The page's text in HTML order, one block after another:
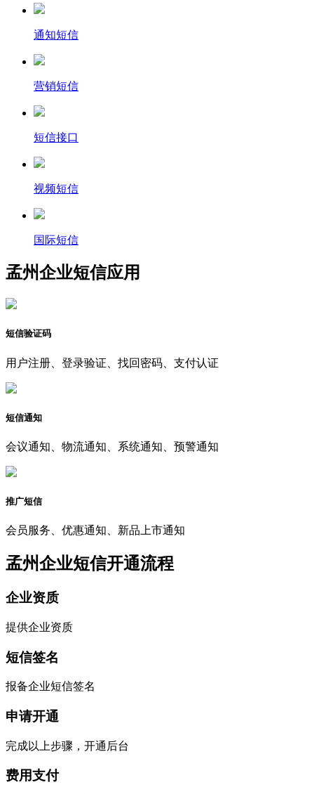
通知短信
营销短信
短信接口
视频短信
国际短信
孟州企业短信应用
短信验证码
用户注册、登录验证、找回密码、支付认证
短信通知
会议通知、物流通知、系统通知、预警通知
推广短信
会员服务、优惠通知、新品上市通知
孟州企业短信开通流程
企业资质
提供企业资质
短信签名
报备企业短信签名
申请开通
完成以上步骤，开通后台
费用支付